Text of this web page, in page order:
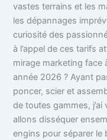
vastes terrains et les
les dépannages
curiosité des
à l’appel de ces tarifs
mirage marketing face
année 2026 ? Ayant
poncer, scier et
de toutes gammes,
allons disséquer
engins pour séparer le